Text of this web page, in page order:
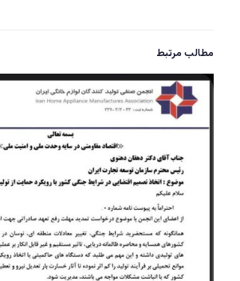
مطالب مرتبط